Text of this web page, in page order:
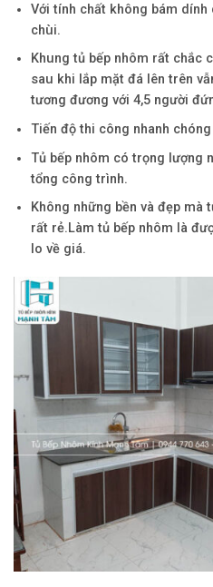
Với tính chất không bám
chùi.
Khung tủ bếp nhôm rất chắc
sau khi lắp mặt đá lên trên
tương đương với 4,5 người
Tiến độ thi công nhanh chóng
Tủ bếp nhôm có trọng lượng
tổng công trình.
Không những bền và đẹp mà
rất rẻ.Làm tủ bếp nhôm là
lo về giá.